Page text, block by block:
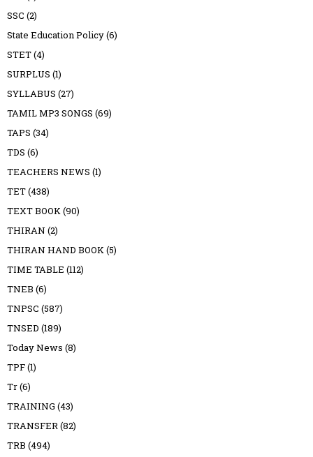
SSC (2)
State Education Policy(6)
STET(4)
SURPLUS (1)
SYLLABUS (27)
TAMIL MP3 SONGS (69)
TAPS (34)
TDS (6)
TEACHERS NEWS (1)
TET(438)
TEXT BOOK(90)
THIRAN (2)
THIRAN HAND BOOK(5)
TIME TABLE (112)
TNEB (6)
TNPSC (587)
TNSED (189)
Today News (8)
TPF(1)
Tr(6)
TRAINING (43)
TRANSFER(82)
TRB (494)